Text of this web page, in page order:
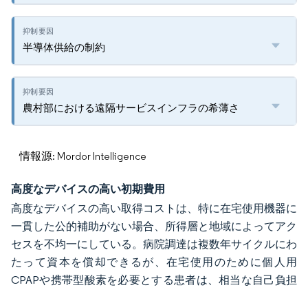
半導体供給の制約
農村部における遠隔サービスインフラの希薄さ
情報源: Mordor Intelligence
高度なデバイスの高い初期費用
高度なデバイスの高い取得コストは、特に在宅使用機器に
一貫した公的補助がない場合、所得層と地域によってアク
セスを不均一にしている。病院調達は複数年サイクルにわ
たって資本を償却できるが、在宅使用のために個人用
CPAPや携帯型酸素を必要とする患者は、相当な自己負担